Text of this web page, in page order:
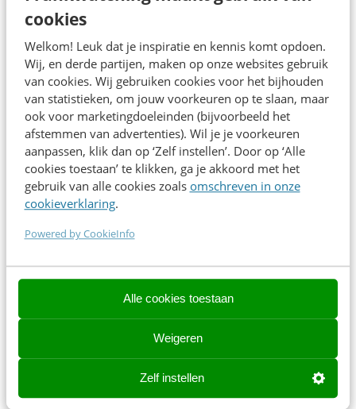
cookies
Welkom! Leuk dat je inspiratie en kennis komt opdoen.
Wij, en derde partijen, maken op onze websites gebruik
van cookies. Wij gebruiken cookies voor het bijhouden
van statistieken, om jouw voorkeuren op te slaan, maar
ook voor marketingdoeleinden (bijvoorbeeld het
afstemmen van advertenties). Wil je je voorkeuren
aanpassen, klik dan op ‘Zelf instellen’. Door op ‘Alle
cookies toestaan’ te klikken, ga je akkoord met het
gebruik van alle cookies zoals omschreven in onze
cookieverklaring.
Powered by CookieInfo
Alle cookies toestaan
Weigeren
Zelf instellen
Over de spreker
Op Cityguys post Jean-Paul met zijn vrienden al ruim
10 jaar dagelijks updates over de horeca in binnen- en
buitenland. Daarnaast werkt hij op dit moment als
marketeer voor technisch uitzendbureau VNOM.
Direct inschrijven
events@frankwatching.com
events@frankwatching.com